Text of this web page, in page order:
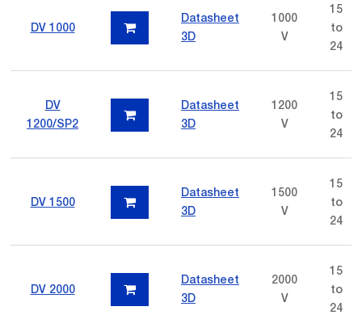
DV 1000
Datasheet
3D
1000
V
15
to
24
DV
1200/SP2
Datasheet
3D
1200
V
15
to
24
DV 1500
Datasheet
3D
1500
V
15
to
24
DV 2000
Datasheet
3D
2000
V
15
to
24